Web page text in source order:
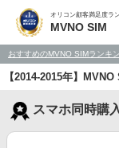
オリコン顧客満足度ラ
MVNO SIM
おすすめのMVNO SIMランキ
【2014-2015年】
スマホ同時購